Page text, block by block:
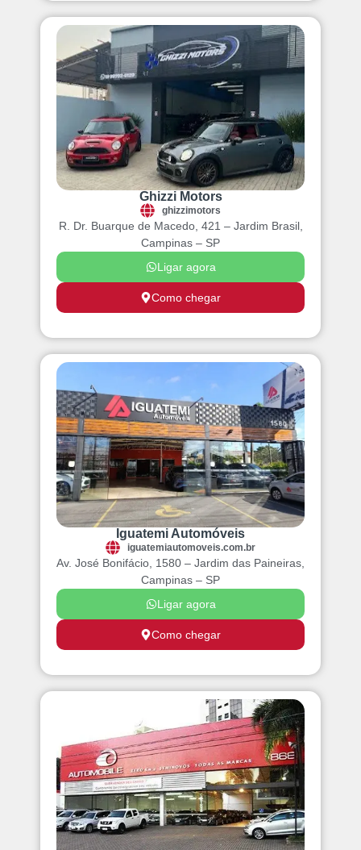
Ghizzi Motors
ghizzimotors
R. Dr. Buarque de Macedo, 421 – Jardim Brasil,
Campinas – SP
Como chegar
Ligar agora
Iguatemi Automóveis
iguatemiautomoveis.com.br
Como chegar
Ligar agora
Av. José Bonifácio, 1580 – Jardim das Paineiras,
Campinas – SP